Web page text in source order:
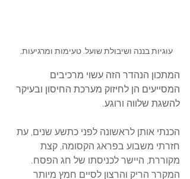
עוגיות בננה ושיבולת שועל. טעימות ומרגיעות.
המתכון הנהדר הזה עשוי מרכיבים
המסייעים הן לחיזוק מערכת החיסון ובעיקר
להשגת שלווה ורוגע.
הכנתי אותן לראשונה לפני כתשע שנים, עת
חזרתי משבוע בפראג הקסומה, קצת
מקוררת, היישר לכניסתו של חג הפסח.
המקרר הריק והרצון לסיים חמץ מיותר